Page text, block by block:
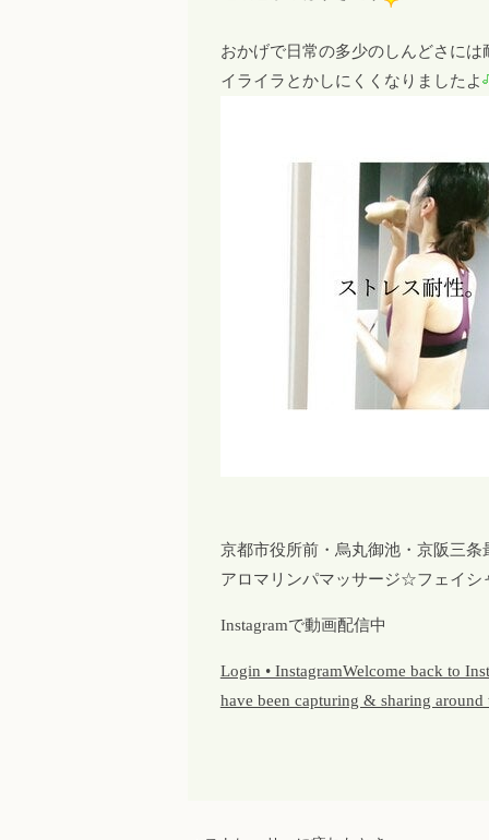
おかげで日常の多少のしんどさには
イライラとかしにくくなりましたよ
京都市役所前・烏丸御池・京阪三条
アロマリンパマッサージ☆フェイ
Instagramで動画配信中
Login • InstagramWelcome back to
have been capturing & sharing around